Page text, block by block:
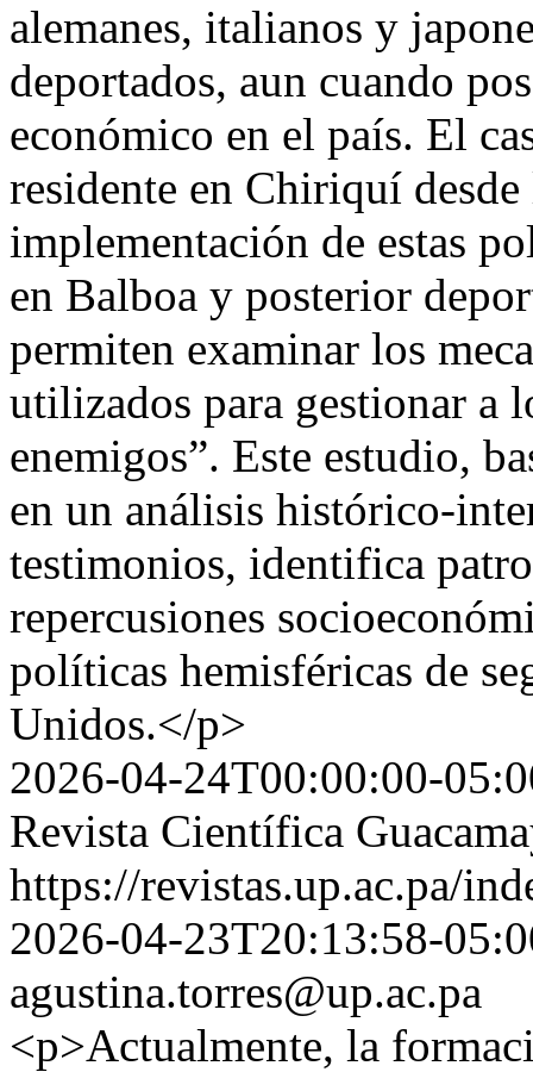
alemanes, italianos y
deportados, aun cuando
económico en el país. El
residente en Chiriquí
implementación de estas
en Balboa y posterior
permiten examinar los
utilizados para gestionar a
enemigos”. Este estudio,
en un análisis histórico-
testimonios, identifica
repercusiones
políticas hemisféricas de
Unidos.</p>
2026-04-24T00:00:00-
Revista Científica
https://revistas.up.ac.pa/
2026-04-23T20:13:58-
agustina.torres@up.ac.pa
<p>Actualmente, la